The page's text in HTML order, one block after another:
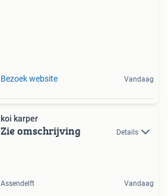
Bezoek website Vandaag
koi karper
Zie omschrijving Details
Assendelft Vandaag